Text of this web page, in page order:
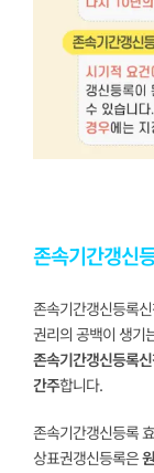
존속기간갱신
존속기간갱신등록
권리의 공백이 생기
존속기간갱신등록
간주합니다.
존속기간갱신등록
상표권갱신등록은